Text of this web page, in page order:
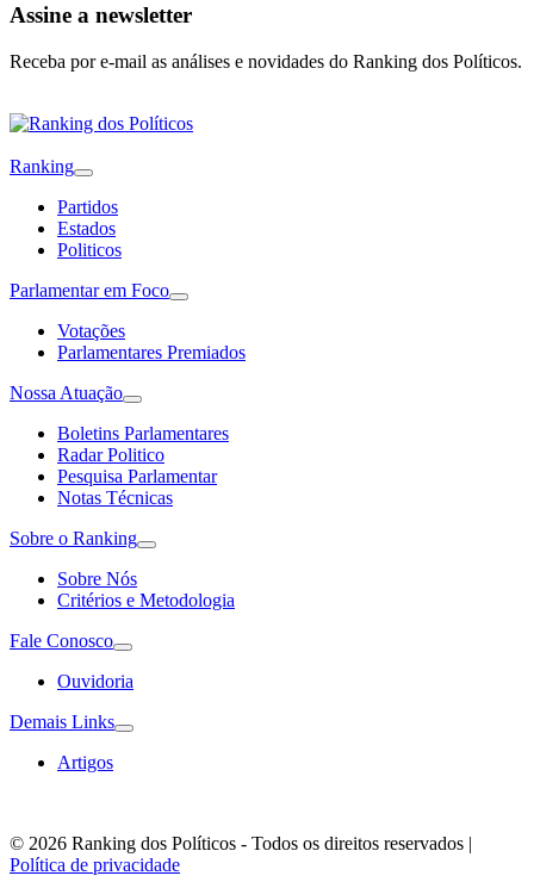
Assine a newsletter
Receba por e-mail as análises e novidades do Ranking dos Políticos.
Ranking
Partidos
Estados
Politicos
Parlamentar em Foco
Votações
Parlamentares Premiados
Nossa Atuação
Boletins Parlamentares
Radar Politico
Pesquisa Parlamentar
Notas Técnicas
Sobre o Ranking
Sobre Nós
Critérios e Metodologia
Fale Conosco
Ouvidoria
Demais Links
Artigos
© 2026 Ranking dos Políticos - Todos os direitos reservados |
Política de privacidade